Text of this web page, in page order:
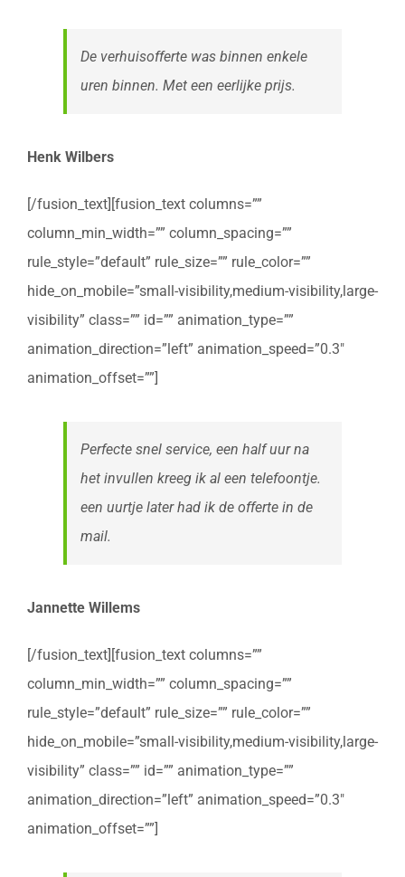
De verhuisofferte was binnen enkele
uren binnen. Met een eerlijke prijs.
Henk Wilbers
[/fusion_text][fusion_text columns=””
column_min_width=”” column_spacing=””
rule_style=”default” rule_size=”” rule_color=””
hide_on_mobile=”small-visibility,medium-visibility,large-
visibility” class=”” id=”” animation_type=””
animation_direction=”left” animation_speed=”0.3″
animation_offset=””]
Perfecte snel service, een half uur na
het invullen kreeg ik al een telefoontje.
een uurtje later had ik de offerte in de
mail.
Jannette Willems
[/fusion_text][fusion_text columns=””
column_min_width=”” column_spacing=””
rule_style=”default” rule_size=”” rule_color=””
hide_on_mobile=”small-visibility,medium-visibility,large-
visibility” class=”” id=”” animation_type=””
animation_direction=”left” animation_speed=”0.3″
animation_offset=””]